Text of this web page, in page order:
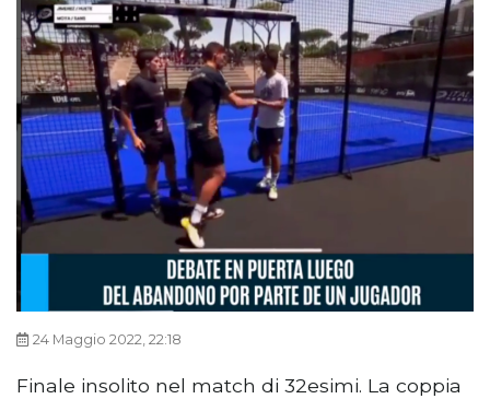
24 Maggio 2022, 22:18
Finale insolito nel match di 32esimi. La coppia